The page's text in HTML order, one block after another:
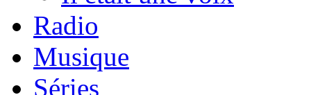
Radio
Musique
Séries